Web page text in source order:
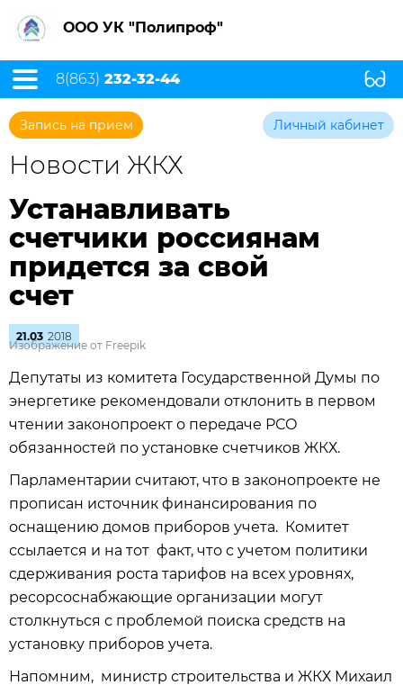
ООО УК "Полипроф"
8(863) 232-32-44
Запись на прием Личный кабинет
Новости ЖКХ
Устанавливать
счетчики россиянам
придется за свой
счет
21.03 2018
Изображение от Freepik
Депутаты из комитета Государственной Думы по
энергетике рекомендовали отклонить в первом
чтении законопроект о передаче РСО
обязанностей по установке счетчиков ЖКХ.
Парламентарии считают, что в законопроекте не
прописан источник финансирования по
оснащению домов приборов учета. Комитет
ссылается и на тот факт, что с учетом политики
сдерживания роста тарифов на всех уровнях,
ресорсоснабжающие организации могут
столкнуться с проблемой поиска средств на
установку приборов учета.
Напомним, министр строительства и ЖКХ Михаил